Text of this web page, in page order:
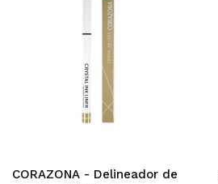
CORAZONA - Delineador de